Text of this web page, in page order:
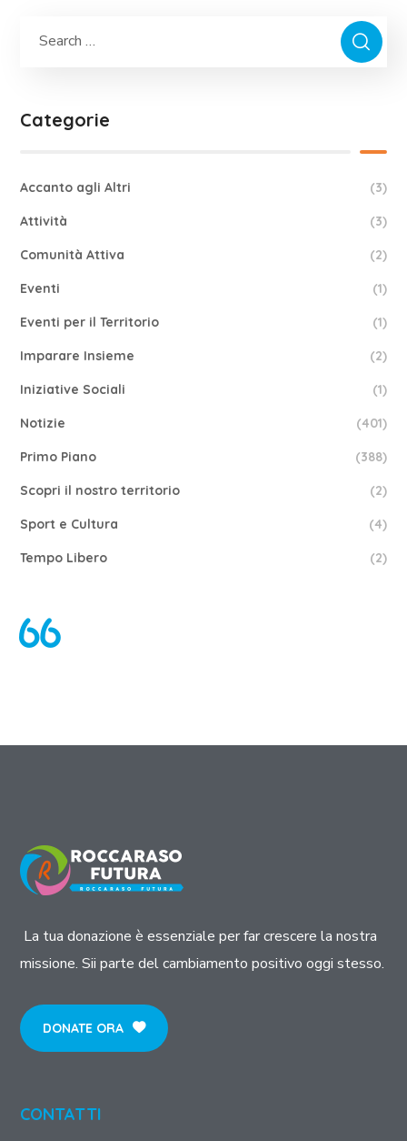
Categorie
Accanto agli Altri (3)
Attività (3)
Comunità Attiva (2)
Eventi (1)
Eventi per il Territorio (1)
Imparare Insieme (2)
Iniziative Sociali (1)
Notizie (401)
Primo Piano (388)
Scopri il nostro territorio (2)
Sport e Cultura (4)
Tempo Libero (2)
La tua donazione è essenziale per far crescere la nostra
missione. Sii parte del cambiamento positivo oggi stesso.
DONATE ORA
CONTATTI